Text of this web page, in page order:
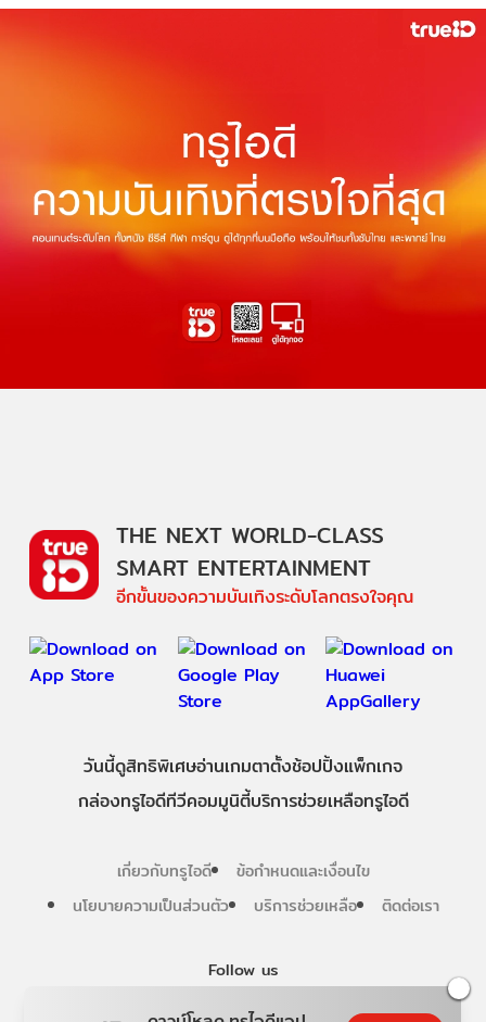
Follow us
THE NEXT WORLD-CLASS
SMART ENTERTAINMENT
อีกขั้นของความบันเทิงระดับโลกตรงใจคุณ
วันนี้ดูสิทธิพิเศษอ่านเกมตาตั้งช้อปปิ้งแพ็กเกจ
กล่องทรูไอดีทีวีคอมมูนิตี้บริการช่วยเหลือทรูไอดี
เกี่ยวกับทรูไอดี
ข้อกำหนดและเงื่อนไข
นโยบายความเป็นส่วนตัว
บริการช่วยเหลือ ติดต่อเรา